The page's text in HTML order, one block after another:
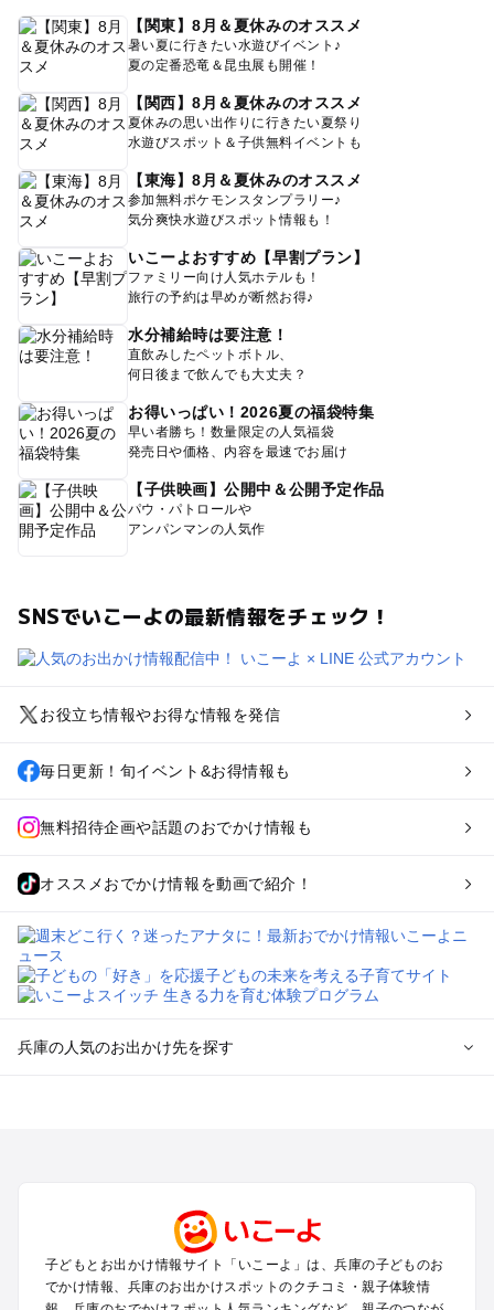
【関東】8月＆夏休みのオススメ
暑い夏に行きたい水遊びイベント♪
夏の定番恐竜＆昆虫展も開催！
【関西】8月＆夏休みのオススメ
夏休みの思い出作りに行きたい夏祭り
水遊びスポット＆子供無料イベントも
【東海】8月＆夏休みのオススメ
参加無料ポケモンスタンプラリー♪
気分爽快水遊びスポット情報も！
いこーよおすすめ【早割プラン】
ファミリー向け人気ホテルも！
旅行の予約は早めが断然お得♪
水分補給時は要注意！
直飲みしたペットボトル、
何日後まで飲んでも大丈夫？
お得いっぱい！2026夏の福袋特集
早い者勝ち！数量限定の人気福袋
発売日や価格、内容を最速でお届け
【子供映画】公開中＆公開予定作品
パウ・パトロールや
アンパンマンの人気作
SNSでいこーよの最新情報をチェック！
お役立ち情報やお得な情報を発信
毎日更新！旬イベント&お得情報も
無料招待企画や話題のおでかけ情報も
オススメおでかけ情報を動画で紹介！
兵庫の人気のお出かけ先を探す
淡路島のプールお出かけ
城崎・豊岡・竹野のプールお出かけ
神鍋・養父・和田山・鉢伏のプールお出かけ
香住・湯村・浜坂のプールお出かけ
子どもとお出かけ情報サイト「いこーよ」は、兵庫の子どものお
でかけ情報、兵庫のお出かけスポットのクチコミ・親子体験情